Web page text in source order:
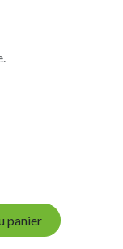
panier